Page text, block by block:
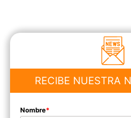
RECIBE NUESTRA
Nombre*